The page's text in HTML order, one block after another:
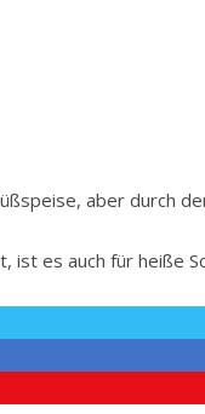
aber durch
ist es auch für heiße